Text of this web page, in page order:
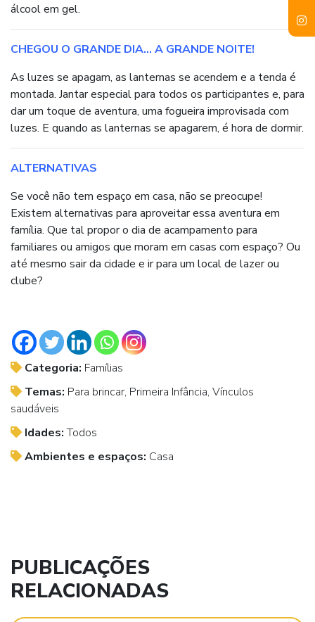
álcool em gel.
CHEGOU O GRANDE DIA… A GRANDE NOITE!
As luzes se apagam, as lanternas se acendem e a tenda é
montada. Jantar especial para todos os participantes e, para
dar um toque de aventura, uma fogueira improvisada com
luzes. E quando as lanternas se apagarem, é hora de dormir.
ALTERNATIVAS
Se você não tem espaço em casa, não se preocupe!
Existem alternativas para aproveitar essa aventura em
família. Que tal propor o dia de acampamento para
familiares ou amigos que moram em casas com espaço? Ou
até mesmo sair da cidade e ir para um local de lazer ou
clube?
Categoria: Famílias
Temas: Para brincar, Primeira Infância, Vínculos
saudáveis
Idades:Todos
Ambientes e espaços: Casa
PUBLICAÇÕES
RELACIONADAS